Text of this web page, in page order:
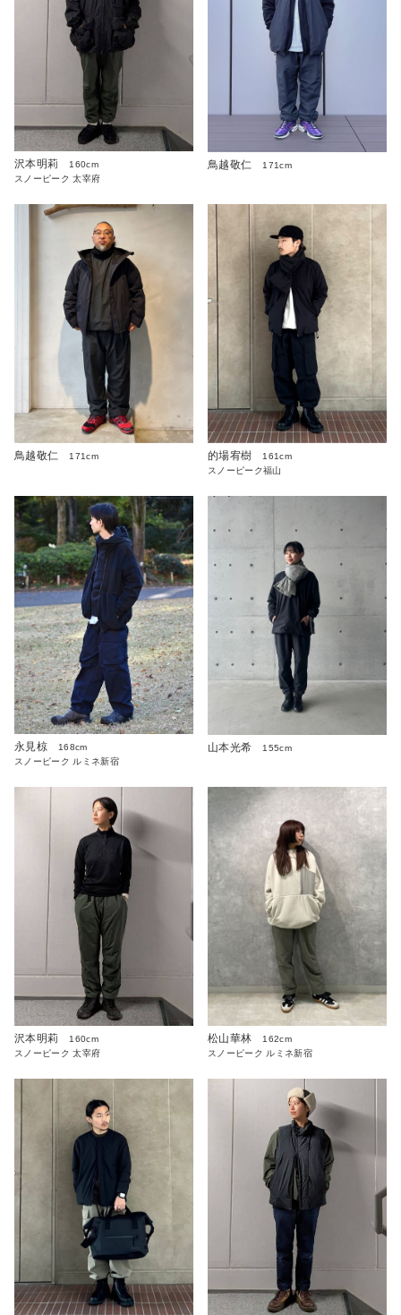
沢本明莉
160cm
スノーピーク 太宰府
鳥越敬仁 171cm
鳥越敬仁 171cm 的場宥樹
161cm
スノーピーク福山
永見椋
168cm
スノーピーク ルミネ新宿
山本光希 155cm
沢本明莉
160cm
スノーピーク 太宰府
松山華林
162cm
スノーピーク ルミネ新宿